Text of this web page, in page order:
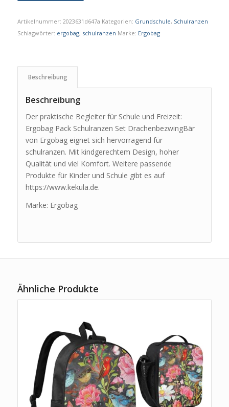
Artikelnummer: 2023631d647a Kategorien: Grundschule, Schulranzen
Schlagwörter: ergobag, schulranzen Marke: Ergobag
Beschreibung
Beschreibung
Der praktische Begleiter für Schule und Freizeit:
Ergobag Pack Schulranzen Set DrachenbezwingBär
von Ergobag eignet sich hervorragend für
schulranzen. Mit kindgerechtem Design, hoher
Qualität und viel Komfort. Weitere passende
Produkte für Kinder und Schule gibt es auf
https://www.kekula.de.
Marke: Ergobag
Ähnliche Produkte